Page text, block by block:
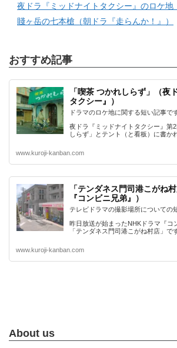
夜ドラ『ミッドナイトタクシー』のロケ地
賤ヶ岳の七本槍（朝ドラ『走らんか！』）
おすすめ記事
「喫茶 つかれしらず」（夜
タクシー』）
ドラマのロケ地に関する短い記事で
夜ドラ『ミッドナイトタクシー』第
しらず」とテント（と看板）に書か
www.kuroji-kanban.com
「テンダネス門司港こがね
『コンビニ兄弟』）
テレビドラマの撮影場所についての
昨日放送が始まったNHKドラマ『コ
「テンダネス門司港こがね村店」で
www.kuroji-kanban.com
About us